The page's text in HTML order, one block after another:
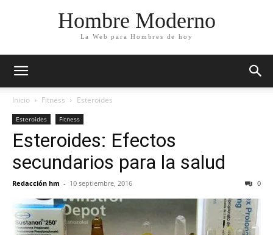
Hombre Moderno
La Web para Hombres de hoy
Inicio Fitness Esteroides
Esteroides Fitness
Esteroides: Efectos
secundarios para la salud
Redacción hm - 10 septiembre, 2016 0